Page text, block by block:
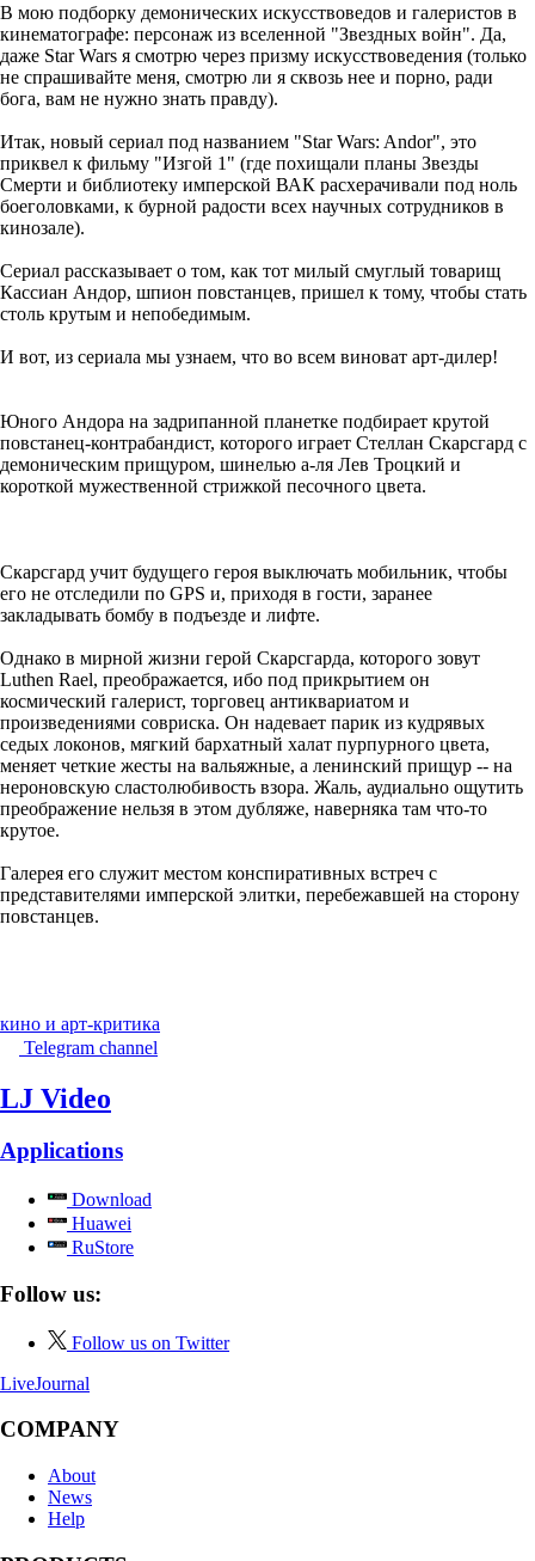
В мою подборку демонических искусствоведов и галеристов в
кинематографе: персонаж из вселенной "Звездных войн". Да,
даже Star Wars я смотрю через призму искусствоведения (только
не спрашивайте меня, смотрю ли я сквозь нее и порно, ради
бога, вам не нужно знать правду).
Итак, новый сериал под названием "Star Wars: Andor", это
приквел к фильму "Изгой 1" (где похищали планы Звезды
Смерти и библиотеку имперской ВАК расхерачивали под ноль
боеголовками, к бурной радости всех научных сотрудников в
кинозале).
Сериал рассказывает о том, как тот милый смуглый товарищ
Кассиан Андор, шпион повстанцев, пришел к тому, чтобы стать
столь крутым и непобедимым.
И вот, из сериала мы узнаем, что во всем виноват арт-дилер!
Юного Андора на задрипанной планетке подбирает крутой
повстанец-контрабандист, которого играет Стеллан Скарсгард с
демоническим прищуром, шинелью а-ля Лев Троцкий и
короткой мужественной стрижкой песочного цвета.
Скарсгард учит будущего героя выключать мобильник, чтобы
его не отследили по GPS и, приходя в гости, заранее
закладывать бомбу в подъезде и лифте.
Однако в мирной жизни герой Скарсгарда, которого зовут
Luthen Rael, преображается, ибо под прикрытием он
космический галерист, торговец антиквариатом и
произведениями совриска. Он надевает парик из кудрявых
седых локонов, мягкий бархатный халат пурпурного цвета,
меняет четкие жесты на вальяжные, а ленинский прищур -- на
нероновскую сластолюбивость взора. Жаль, аудиально ощутить
преображение нельзя в этом дубляже, наверняка там что-то
крутое.
Галерея его служит местом конспиративных встреч с
представителями имперской элитки, перебежавшей на сторону
повстанцев.
кино и арт-критика
Telegram channel
LJ Video
Applications
Download
Huawei
RuStore
Follow us:
Follow us on Twitter
LiveJournal
COMPANY
About
News
Help